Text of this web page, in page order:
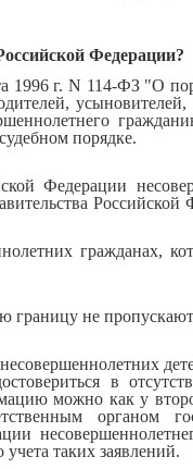
Федерации?
1996 г. N 114-ФЗ "О
усыновителей,
порядке.
Федерации
Российской
гражданах,
границу не
в
можно как у
органом
таких заявлений.